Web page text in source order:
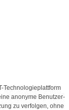
Technologieplattform
anonyme Benutzer-
zu verfolgen, ohne